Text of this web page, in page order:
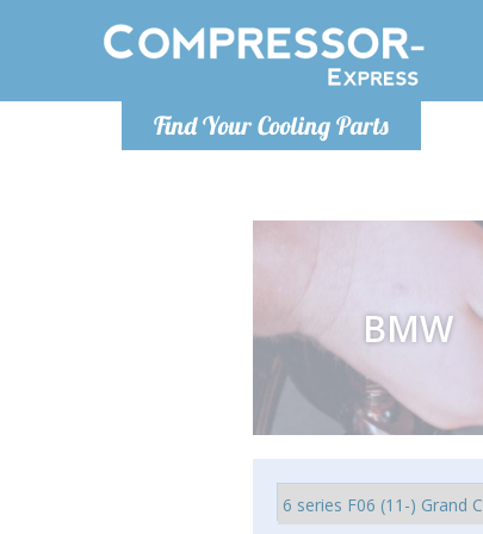
Find Your Cooling Parts
Lundi-Vendredi 9h-17h
info@compressor-express.fr
BMW